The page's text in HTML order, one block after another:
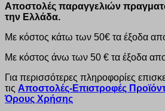
Αποστολές παραγγελιών
την Ελλάδα.
Με κόστος κάτω των 50€ τα έξοδα
Με κόστος άνω των 50 € τα έξοδα
Για περισσότερες πληροφορίες
τις Αποστολές-Επιστροφές
Όρους Χρήσης